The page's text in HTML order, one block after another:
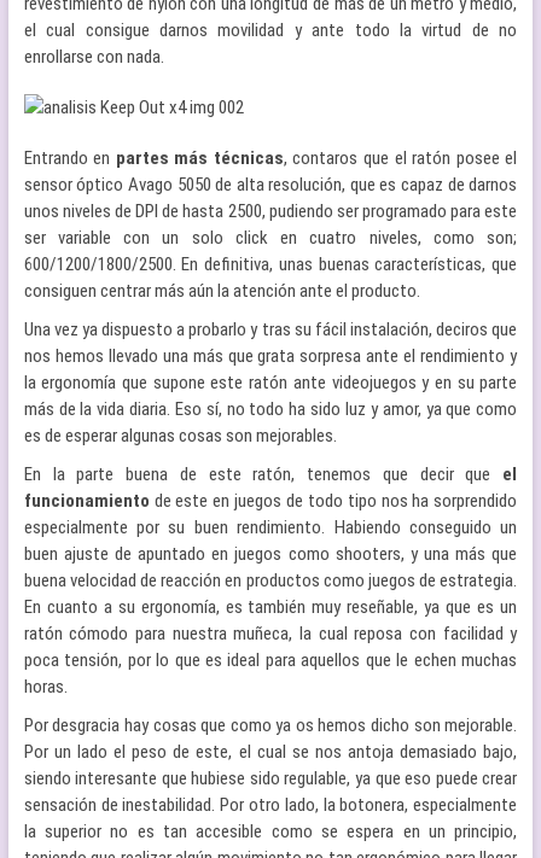
el cual consigue darnos movilidad y ante todo la virtud de no
enrollarse con nada.
Entrando en partes más técnicas, contaros que el ratón posee el
sensor óptico Avago 5050 de alta resolución, que es capaz de darnos
unos niveles de DPI de hasta 2500, pudiendo ser programado para este
ser variable con un solo click en cuatro niveles, como son;
600/1200/1800/2500. En definitiva, unas buenas características, que
consiguen centrar más aún la atención ante el producto.
Una vez ya dispuesto a probarlo y tras su fácil instalación, deciros que
nos hemos llevado una más que grata sorpresa ante el rendimiento y
la ergonomía que supone este ratón ante videojuegos y en su parte
más de la vida diaria. Eso sí, no todo ha sido luz y amor, ya que como
es de esperar algunas cosas son mejorables.
En la parte buena de este ratón, tenemos que decir que el
funcionamiento de este en juegos de todo tipo nos ha sorprendido
especialmente por su buen rendimiento. Habiendo conseguido un
buen ajuste de apuntado en juegos como shooters, y una más que
buena velocidad de reacción en productos como juegos de estrategia.
En cuanto a su ergonomía, es también muy reseñable, ya que es un
ratón cómodo para nuestra muñeca, la cual reposa con facilidad y
poca tensión, por lo que es ideal para aquellos que le echen muchas
horas.
Por desgracia hay cosas que como ya os hemos dicho son mejorable.
Por un lado el peso de este, el cual se nos antoja demasiado bajo,
siendo interesante que hubiese sido regulable, ya que eso puede crear
sensación de inestabilidad. Por otro lado, la botonera, especialmente
la superior no es tan accesible como se espera en un principio,